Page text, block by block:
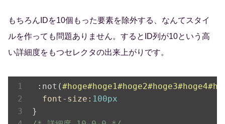
もちろんIDを10個もった要素を除外する、なんてスタイ
ルを作っても問題ありません。するとID列が10という高
い詳細度をもつセレクタの出来上がりです。
:not(#hoge#hoge1#hoge2#hoge3#hoge4
font-size : 100px